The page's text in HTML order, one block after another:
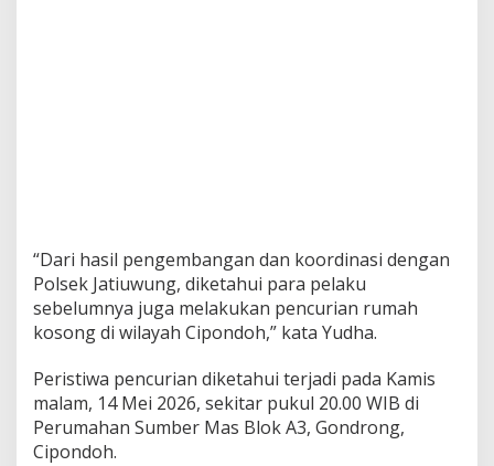
“Dari hasil pengembangan dan koordinasi dengan
Polsek Jatiuwung, diketahui para pelaku
sebelumnya juga melakukan pencurian rumah
kosong di wilayah Cipondoh,” kata Yudha.
Peristiwa pencurian diketahui terjadi pada Kamis
malam, 14 Mei 2026, sekitar pukul 20.00 WIB di
Perumahan Sumber Mas Blok A3, Gondrong,
Cipondoh.